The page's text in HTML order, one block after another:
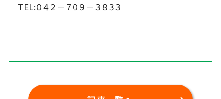
TEL:０４２－７０９－３８３３